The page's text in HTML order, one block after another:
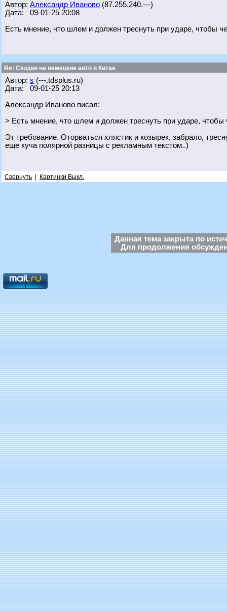
Автор: Александр Иваново (87.255.240.---)
Дата: 09-01-25 20:08
Есть мнение, что шлем и должен треснуть при ударе, чтобы
Re: Скидки на немецкие авто в Китае
Автор: s (---.tdsplus.ru)
Дата: 09-01-25 20:13
Александр Иваново писал:
> Есть мнение, что шлем и должен треснуть при ударе, чтобы
Эт требование. Оторваться хлястик и козырек, забрало,
еще куча полярной разницы с рекламным текстом..)
Свернуть Картинки Выкл.
Данная тема закрыта по
Для продолжения